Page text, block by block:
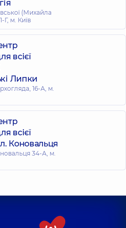
(Михайла
Г, м. Київ
всієї
Липки
16-А, м.
всієї
Коновальця
34-А, м.